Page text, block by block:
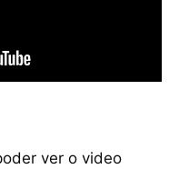
ver o video